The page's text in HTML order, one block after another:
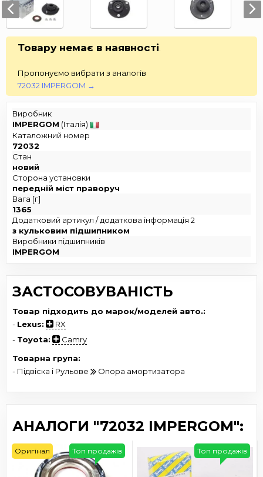
Товару немає в наявності
Пропонуємо вибрати з аналогів
72032 IMPERGOM →
Виробник
IMPERGOM (Італія)
Каталожний номер
72032
Стан
новий
Сторона установки
передній міст праворуч
Вага [г]
1365
Додатковий артикул / додаткова інформація 2
з кульковим підшипником
Виробники підшипників
IMPERGOM
ЗАСТОСОВУВАНІСТЬ
Товар підходить до марок/моделей авто.:
- Lexus:
RX
- Toyota:
Camry
Товарна група:
- Підвіска і Рульове
Опора амортизатора
АНАЛОГИ "72032 IMPERGOM":
Топ продажів
Оригінал Топ продажів